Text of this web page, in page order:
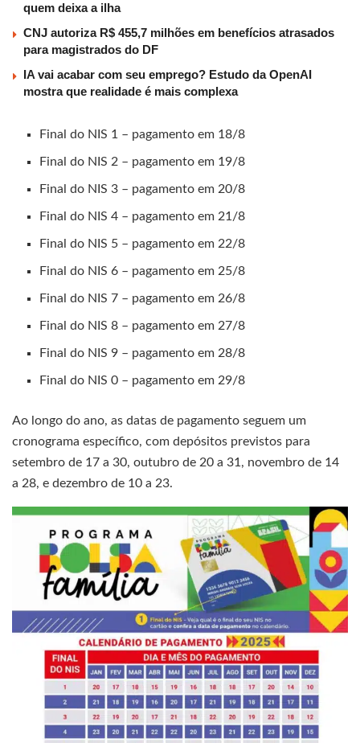
quem deixa a ilha
CNJ autoriza R$ 455,7 milhões em benefícios atrasados
para magistrados do DF
IA vai acabar com seu emprego? Estudo da OpenAI
mostra que realidade é mais complexa
Final do NIS 1 – pagamento em 18/8
Final do NIS 2 – pagamento em 19/8
Final do NIS 3 – pagamento em 20/8
Final do NIS 4 – pagamento em 21/8
Final do NIS 5 – pagamento em 22/8
Final do NIS 6 – pagamento em 25/8
Final do NIS 7 – pagamento em 26/8
Final do NIS 8 – pagamento em 27/8
Final do NIS 9 – pagamento em 28/8
Final do NIS 0 – pagamento em 29/8
Ao longo do ano, as datas de pagamento seguem um
cronograma específico, com depósitos previstos para
setembro de 17 a 30, outubro de 20 a 31, novembro de 14
a 28, e dezembro de 10 a 23.